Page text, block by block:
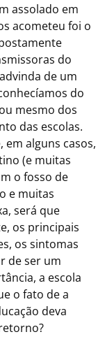
assolado em
acometeu foi o
do
de um
do
mesmo dos
das escolas.
alguns casos,
(e muitas
o fosso de
e muitas
será que
os principais
os sintomas
de ser um
a escola
o fato de a
deva